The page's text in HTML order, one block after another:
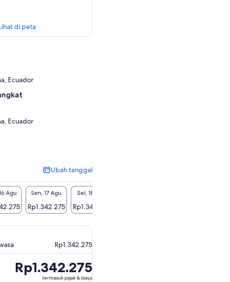
di peta
Ecuador
Ecuador
Ubah tanggal
Ubah
tanggal
Agu Sen, 17 Agu
Rp1.342.275
Sel, 18 Agu
Rp1.342.275
Rp1.342.275
Harga
Rp1.342.275
Rp1.342.275
termasuk pajak & biaya